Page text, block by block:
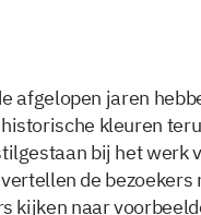
afgelopen jaren
kleuren
bij het werk
de bezoekers
kijken naar